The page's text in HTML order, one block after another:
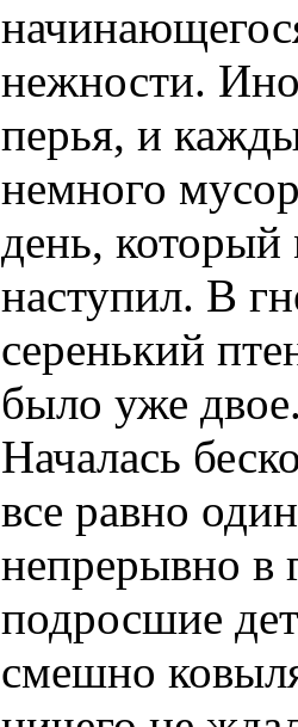
нежности.
перья, и
немного
день,
наступил. В
серенький
было уже
Началась
все равно
непрерывно в
подросшие
смешно